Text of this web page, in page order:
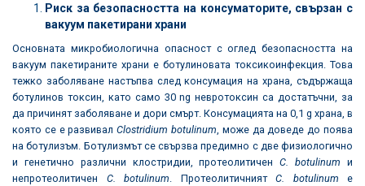
Риск за безопасността на консуматорите, свързан с
вакуум пакетирани храни
Основната микробиологична опасност с оглед безопасността на
вакуум пакетираните храни е ботулиновата токсикоинфекция. Това
тежко заболяване настъпва след консумация на храна, съдържаща
ботулинов токсин, като само 30 ng невротоксин са достатъчни, за
да причинят заболяване и дори смърт. Консумацията на 0,1 g храна, в
която се е развивалClostridium botulinum , може да доведе до поява
на ботулизъм. Ботулизмът се свързва предимно с две физиологично
и генетично различни клостридии, протеолитиченC. botulinum и
непротеолитичен C. botulinum . Протеолитичният C. botulinum е